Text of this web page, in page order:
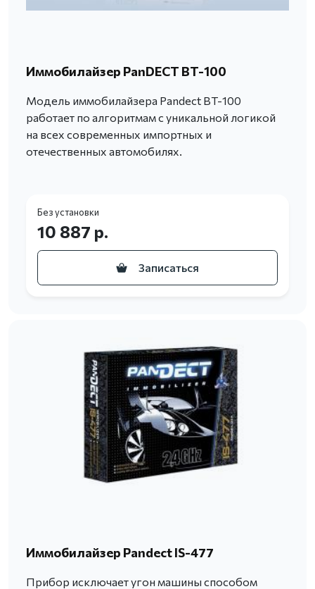
Иммобилайзер PanDECT BT-100
Модель иммобилайзера Pandect BT-100
работает по алгоритмам с уникальной логикой
на всех современных импортных и
отечественных автомобилях.
Без установки
10 887 р.
Записаться
Иммобилайзер Pandect IS-477
Прибор исключает угон машины способом